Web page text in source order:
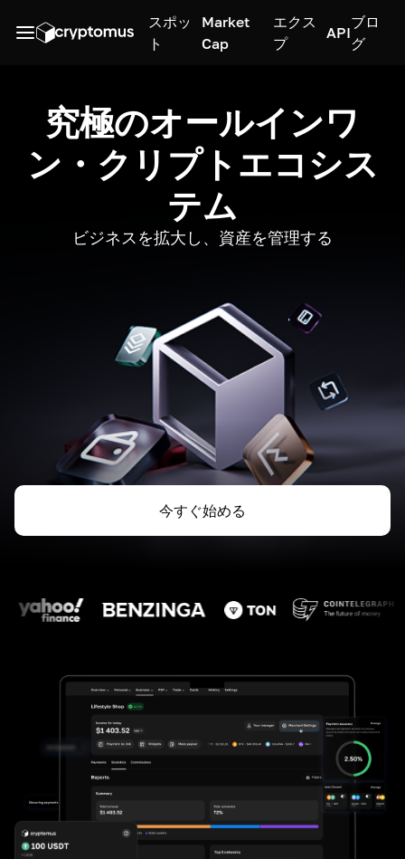
スポッ
ト
Market
Cap
エクス
プ
API
ブロ
グ
究極のオールインワ
ン・クリプトエコシス
テム
ビジネスを拡大し、資産を管理する
今すぐ始める